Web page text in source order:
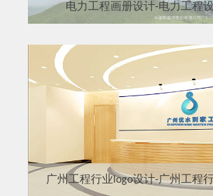
电力工程画册设计-电力工程
广州工程行业logo设计-广州工程